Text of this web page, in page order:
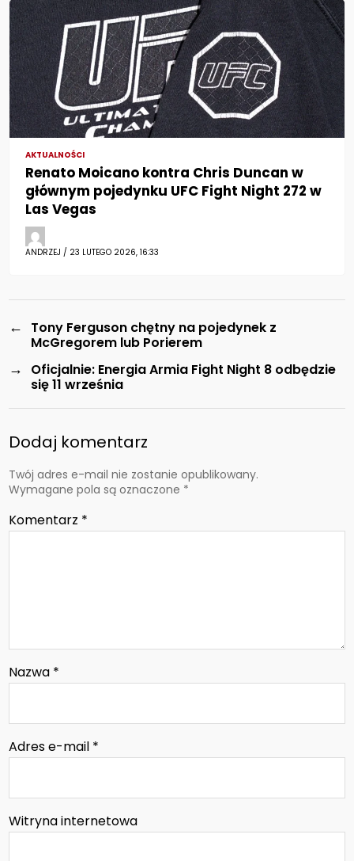
AKTUALNOŚCI
Renato Moicano kontra Chris Duncan w
głównym pojedynku UFC Fight Night 272 w
Las Vegas
ANDRZEJ / 23 LUTEGO 2026, 16:33
←
Tony Ferguson chętny na pojedynek z
McGregorem lub Porierem
→
Oficjalnie: Energia Armia Fight Night 8 odbędzie
się 11 września
Dodaj komentarz
Twój adres e-mail nie zostanie opublikowany.
Wymagane pola są oznaczone *
Komentarz *
Nazwa *
Adres e-mail *
Witryna internetowa